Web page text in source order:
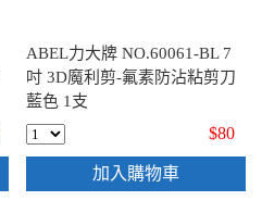
ABEL力大牌 NO.60061-BL 7
吋 3D魔利剪-氟素防沾粘剪刀
藍色 1支
$80
加入購物車